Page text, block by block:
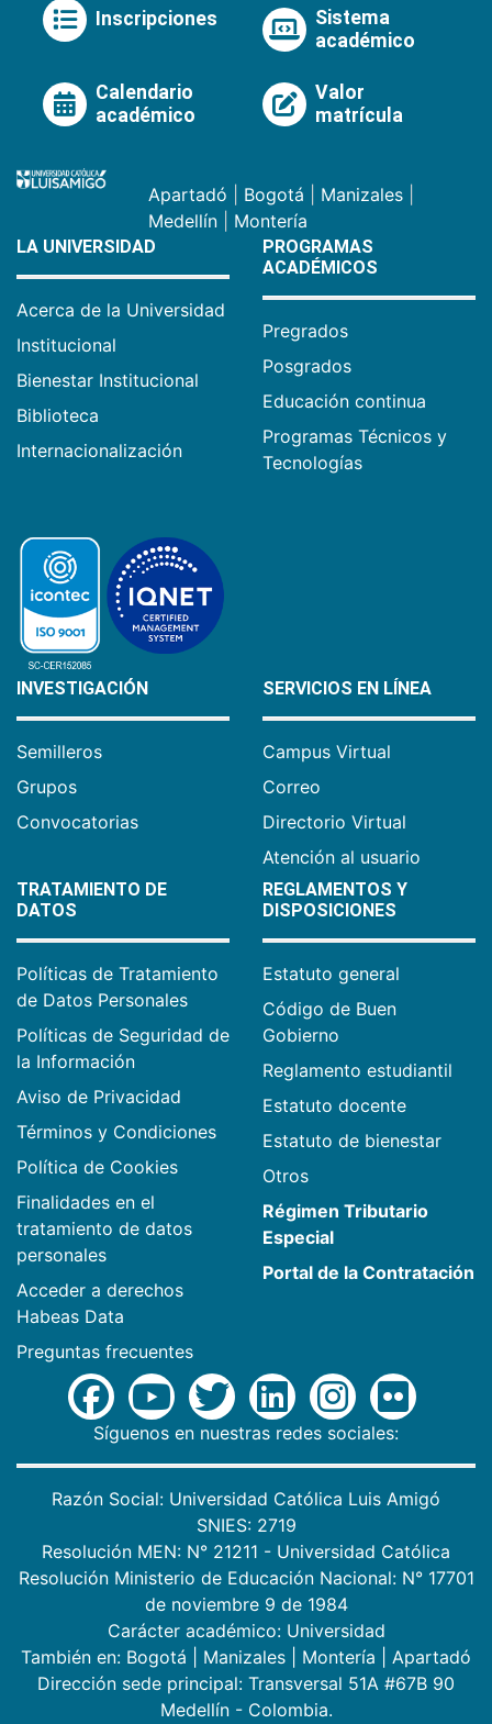
Inscripciones
Sistema
académico
Calendario
académico
Valor
matrícula
Apartadó Bogotá Manizales
Medellín
Montería
LA UNIVERSIDAD
Acerca de la Universidad
Institucional
Bienestar Institucional
Biblioteca
Internacionalización
PROGRAMAS
ACADÉMICOS
Pregrados
Posgrados
Educación continua
Programas Técnicos y
Tecnologías
INVESTIGACIÓN
Semilleros
Grupos
Convocatorias
SERVICIOS EN LÍNEA
Campus Virtual
Correo
Directorio Virtual
Atención al usuario
TRATAMIENTO DE
DATOS
Políticas de Tratamiento
de Datos Personales
Políticas de Seguridad de
la Información
Aviso de Privacidad
Términos y Condiciones
Política de Cookies
Finalidades en el
tratamiento de datos
personales
Acceder a derechos
Habeas Data
Preguntas frecuentes
REGLAMENTOS Y
DISPOSICIONES
Estatuto general
Código de Buen
Gobierno
Reglamento estudiantil
Estatuto docente
Estatuto de bienestar
Otros
Régimen Tributario
Especial
Portal de la Contratación
Síguenos en nuestras redes sociales:
Razón Social: Universidad Católica Luis Amigó
SNIES: 2719
Resolución MEN: N° 21211 - Universidad Católica
Resolución Ministerio de Educación Nacional: N° 17701
de noviembre 9 de 1984
Carácter académico: Universidad
También en: Bogotá Manizales Montería
Apartadó
Dirección sede principal: Transversal 51A #67B 90
Medellín - Colombia.